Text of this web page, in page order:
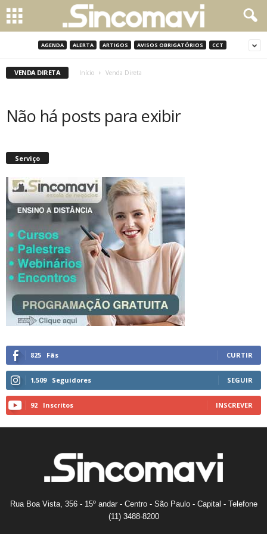
AGENDA ALERTA ARTIGOS AVISOS OBRIGATÓRIOS CCT
VENDA DIRETA Início Venda Direta
Não há posts para exibir
Serviço
825 Fãs CURTIR
1,509 Seguidores SEGUIR
92 Inscritos INSCREVER
Rua Boa Vista, 356 - 15º andar - Centro - São Paulo - Capital - Telefone
(11) 3488-8200